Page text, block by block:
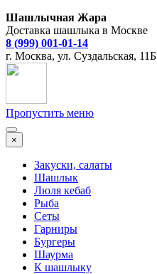
Шашлычная Жара
Доставка шашлыка в Москве
8 (999) 001-01-14
г. Москва, ул. Суздальская, 11Б
Пропустить меню
×
Закуски, салаты
Шашлык
Люля кебаб
Рыба
Сеты
Гарниры
Бургеры
Шаурма
К шашлыку